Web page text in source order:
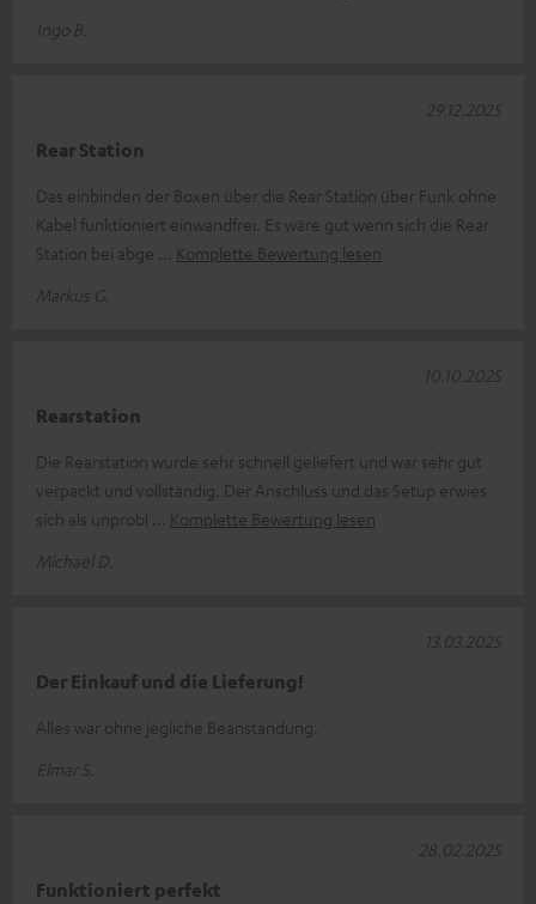
Ingo B.
Rear Station
Das einbinden der Boxen über die Rear Station über Funk ohne
Kabel funktioniert einwandfrei. Es wäre gut wenn sich die Rear
Station bei abge
Komplette Bewertung lesen
Markus G.
29.12.2025
Rearstation
Die Rearstation wurde sehr schnell geliefert und war sehr gut
verpackt und vollständig. Der Anschluss und das Setup erwies
sich als unprobl
Komplette Bewertung lesen
Michael D.
10.10.2025
Der Einkauf und die Lieferung!
Alles war ohne jegliche Beanstandung.
Elmar S.
13.03.2025
Funktioniert perfekt
28.02.2025